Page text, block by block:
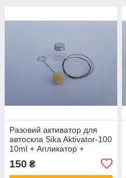
Разовий активатор для
автоскла Sika Aktivator-100
10ml + Апликатор +
150 ₴